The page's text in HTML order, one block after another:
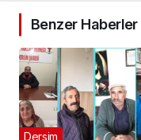
Benzer Haberler
Dersim